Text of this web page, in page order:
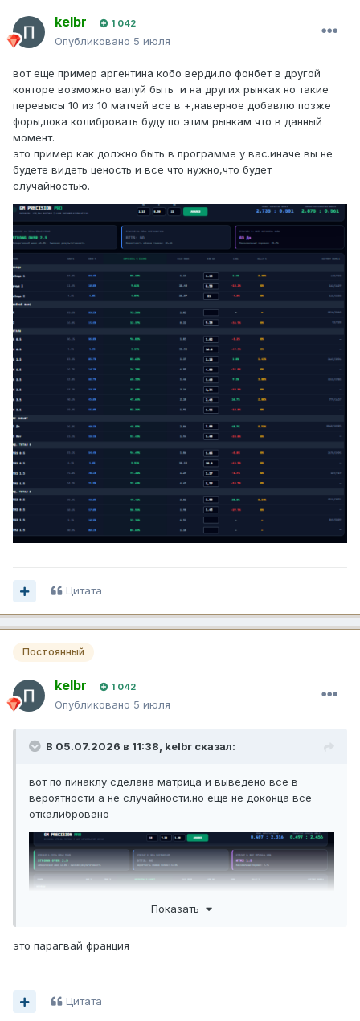
kelbr 1 042
Опубликовано 5 июля
вот еще пример аргентина кобо верди.по фонбет в другой
конторе возможно валуй быть и на других рынках но такие
перевысы 10 из 10 матчей все в +,наверное добавлю позже
форы,пока колибровать буду по этим рынкам что в данный
момент.
это пример как должно быть в программе у вас.иначе вы не
будете видеть ценость и все что нужно,что будет
случайностью.
Цитата
Постоянный
kelbr 1 042
Опубликовано 5 июля
В 05.07.2026 в 11:38, kelbr сказал:
вот по пинаклу сделана матрица и выведено все в
вероятности а не случайности.но еще не доконца все
откалибровано
Показать
это парагвай франция
Цитата